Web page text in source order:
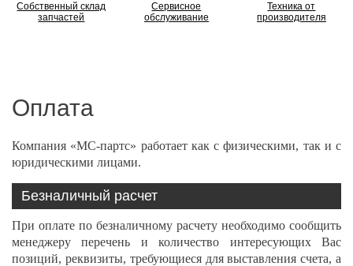
Собственный склад
запчастей
Сервисное
обслуживание
Техника от
производителя
Оплата
Компания «МС-партс» работает как с физическими, так и с
юридическими лицами.
Безналичный расчет
При оплате по безналичному расчету необходимо сообщить
менеджеру перечень и количество интересующих Вас
позиций, реквизиты, требующиеся для выставления счета, а